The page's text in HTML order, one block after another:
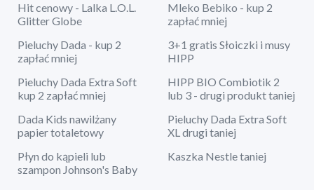
Hit cenowy - Lalka L.O.L.
Glitter Globe
Mleko Bebiko - kup 2
zapłać mniej
Pieluchy Dada - kup 2
zapłać mniej
3+1 gratis Słoiczki i musy
HIPP
Pieluchy Dada Extra Soft
kup 2 zapłać mniej
HIPP BIO Combiotik 2
lub 3 - drugi produkt taniej
Dada Kids nawilżany
papier totaletowy
Pieluchy Dada Extra Soft
XL drugi taniej
Płyn do kąpieli lub
szampon Johnson's Baby
Kaszka Nestle taniej